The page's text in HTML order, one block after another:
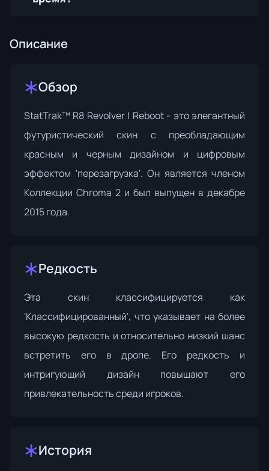
Описание
Обзор
StatTrak™ R8 Revolver | Reboot - это элегантный
футуристический скин с преобладающим
красным и черным дизайном и цифровым
эффектом 'перезагрузка'. Он является членом
Коллекции Chroma 2 и был выпущен в декабре
2015 года.
Редкость
Эта скин классифицируется как
'Классифицированный', что указывает на более
высокую редкость и относительно низкий шанс
встретить его в дропе. Его редкость и
интригующий дизайн повышают его
привлекательность среди игроков.
История